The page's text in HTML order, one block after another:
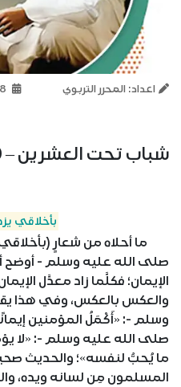
اعداد: المحرر التربوي
شباب تحت العشرين – 1240
بأخلاقي
ما أحلاه من شعارٍ (بأخلاقي
صلى الله عليه وسلم - أوضح
الإيمان؛ فكلَّما زاد معدَّل
والعكس بالعكس، وفي هذا
وسلم -: «أَكْمَلُ المؤمنين
صلى الله عليه وسلم -: «لا
ما يُحبُّ لنفسه»؛ والحديث
المسلمون مِن لسانه ويده،